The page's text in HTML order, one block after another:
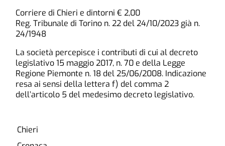
Corriere di Chieri e dintorni € 2,00
Reg. Tribunale di Torino n. 22 del 24/10/2023 già n.
24/1948
La società percepisce i contributi di cui al decreto
legislativo 15 maggio 2017, n. 70 e della Legge
Regione Piemonte n. 18 del 25/06/2008. Indicazione
resa ai sensi della lettera f) del comma 2
dell’articolo 5 del medesimo decreto legislativo.
Chieri